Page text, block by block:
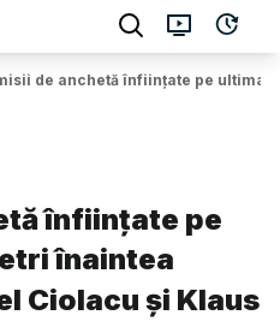
de anchetă înființate pe ultima
înființate pe
înaintea
Ciolacu și Klaus